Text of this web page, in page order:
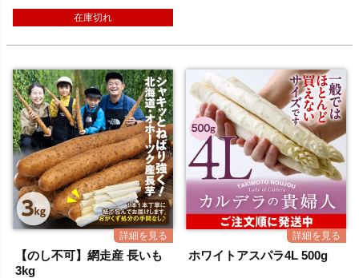
在庫切れ
【のし不可】網走産 長いも
3kg
ホワイトアスパラ4L 500g